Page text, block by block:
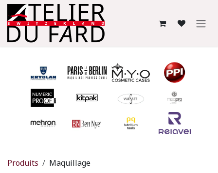
Se rendre au contenu
Produits Maquillage